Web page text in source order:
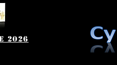
2026